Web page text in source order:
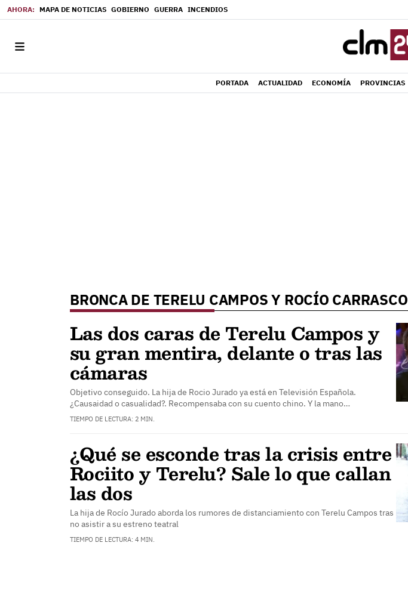
MAPA DE NOTICIAS GOBIERNO GUERRA INCENDIOS
PORTADA ACTUALIDAD ECONOMÍA PROVINCIAS
BRONCA DE TERELU CAMPOS Y ROCÍO CARRASCO
Las dos caras de Terelu Campos y
su gran mentira, delante o tras las
cámaras
Objetivo conseguido. La hija de Rocio Jurado ya está en Televisión Española.
¿Causaidad o casualidad?. Recompensaba con su cuento chino. Y la mano…
TIEMPO DE LECTURA: 2 MIN.
¿Qué se esconde tras la crisis entre
Rociito y Terelu? Sale lo que callan
las dos
La hija de Rocío Jurado aborda los rumores de distanciamiento con Terelu Campos tras
no asistir a su estreno teatral
TIEMPO DE LECTURA: 4 MIN.